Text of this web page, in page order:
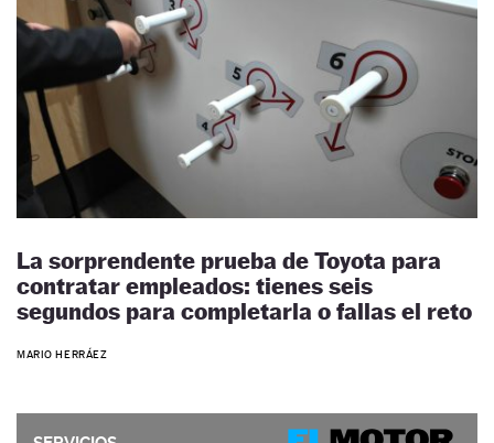
La sorprendente prueba de Toyota para
contratar empleados: tienes seis
segundos para completarla o fallas el reto
MARIO HERRÁEZ